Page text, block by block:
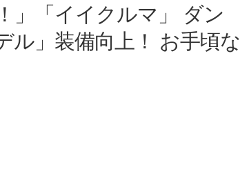
」「イイクルマ」 ダン
ル」装備向上！ お手頃な